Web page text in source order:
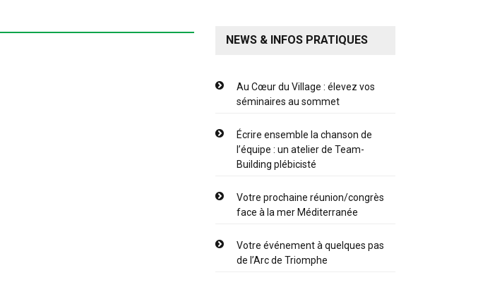
NEWS & INFOS PRATIQUES
Au Cœur du Village : élevez vos
séminaires au sommet
Écrire ensemble la chanson de
l’équipe : un atelier de Team-
Building plébicisté
Votre prochaine réunion/congrès
face à la mer Méditerranée
Votre événement à quelques pas
de l’Arc de Triomphe